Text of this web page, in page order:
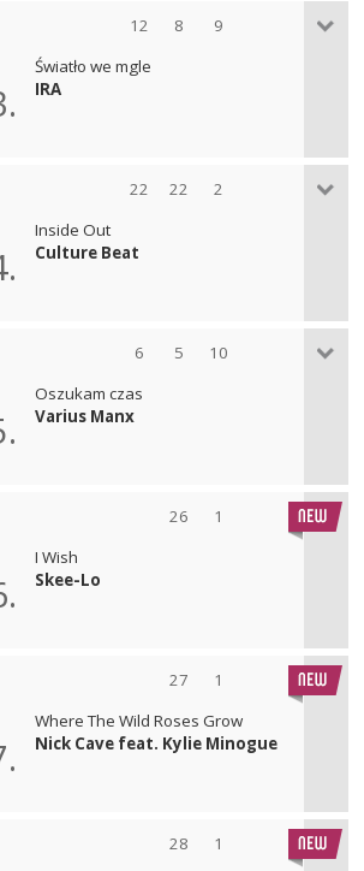
12 8 9
Światło we mgle
IRA
22 22 2
Inside Out
Culture Beat
6 5 10
Oszukam czas
Varius Manx
26 1
I Wish
Skee-Lo
27 1
Where The Wild Roses Grow
Nick Cave feat. Kylie Minogue
28 1